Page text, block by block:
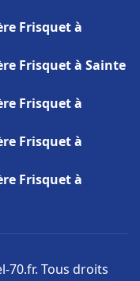
Frisquet à
Frisquet à Sainte
Frisquet à
Frisquet à
Frisquet à
70.fr. Tous droits